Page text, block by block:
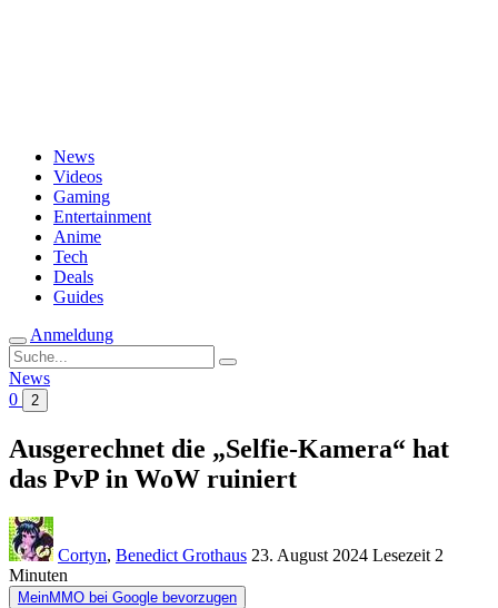
News
Videos
Gaming
Entertainment
Anime
Tech
Deals
Guides
Anmeldung
Suche
nach:
News
0
2
Ausgerechnet die „Selfie-Kamera“ hat
das PvP in WoW ruiniert
Cortyn, Benedict Grothaus 23. August 2024 Lesezeit 2
Minuten
MeinMMO bei Google bevorzugen